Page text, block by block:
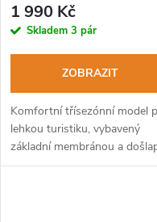
1 990 Kč
Skladem 3 pár
ZOBRAZIT
Komfortní třísezónní model
lehkou turistiku, vybavený
základní membránou a
tlumící podešví.